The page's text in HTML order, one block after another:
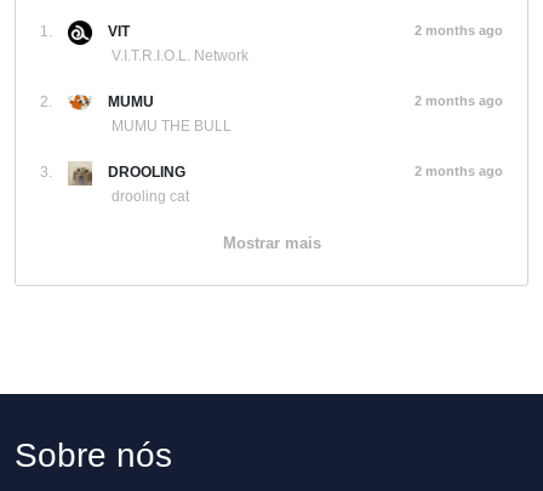
1.
VIT
V.I.T.R.I.O.L. Network
2 months ago
2.
MUMU
MUMU THE BULL
2 months ago
3.
DROOLING
drooling cat
2 months ago
Mostrar mais
Sobre nós